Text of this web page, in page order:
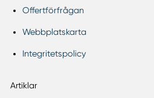
Offertförfrågan
Webbplatskarta
Integritetspolicy
Artiklar